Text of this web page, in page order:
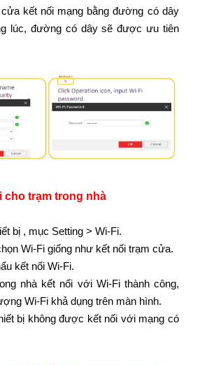
kết nối mạng bằng đường có dây
lúc, đường có dây sẽ được ưu tiên
cho trạm trong nhà
bị , mục Setting > Wi-Fi.
Wi-Fi giống như kết nối trạm cửa.
kết nối Wi-Fi.
nhà kết nối với Wi-Fi thành công,
Wi-Fi khả dụng trên màn hình.
bị không được kết nối với mạng có